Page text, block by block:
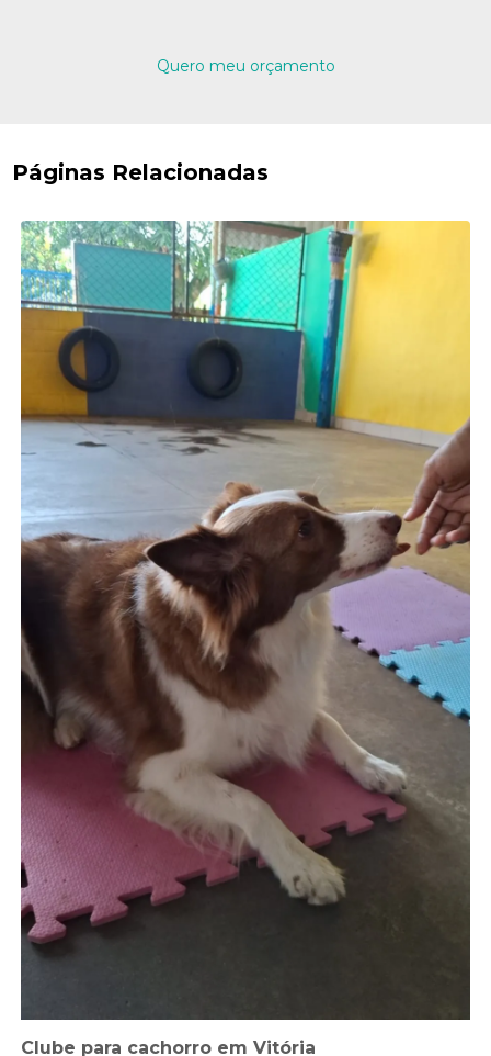
Quero meu orçamento
Páginas Relacionadas
Clube para cachorro em Vitória